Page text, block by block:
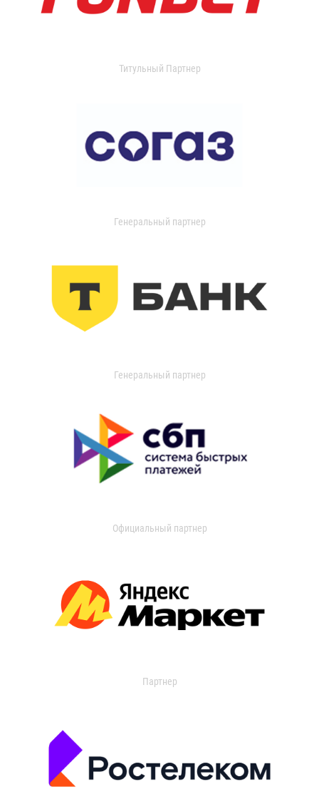
Титульный Партнер
Генеральный партнер
Генеральный партнер
Официальный партнер
Партнер